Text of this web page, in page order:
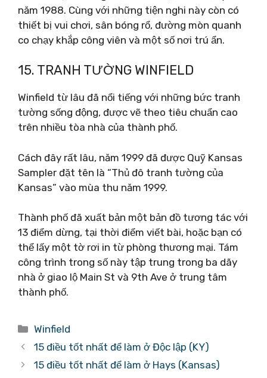
năm 1988. Cùng với những tiện nghi này còn có
thiết bị vui chơi, sân bóng rổ, đường mòn quanh
co chạy khắp công viên và một số nơi trú ẩn.
15. TRANH TƯỜNG WINFIELD
Winfield từ lâu đã nổi tiếng với những bức tranh
tường sống động, được vẽ theo tiêu chuẩn cao
trên nhiều tòa nhà của thành phố.
Cách đây rất lâu, năm 1999 đã được Quỹ Kansas
Sampler đặt tên là “Thủ đô tranh tường của
Kansas” vào mùa thu năm 1999.
Thành phố đã xuất bản một bản đồ tương tác với
13 điểm dừng, tại thời điểm viết bài, hoặc bạn có
thể lấy một tờ rơi in từ phòng thương mại. Tám
công trình trong số này tập trung trong ba dãy
nhà ở giao lộ Main St và 9th Ave ở trung tâm
thành phố.
Danh
mục
Winfield
15 điều tốt nhất để làm ở Độc lập (KY)
15 điều tốt nhất để làm ở Hays (Kansas)